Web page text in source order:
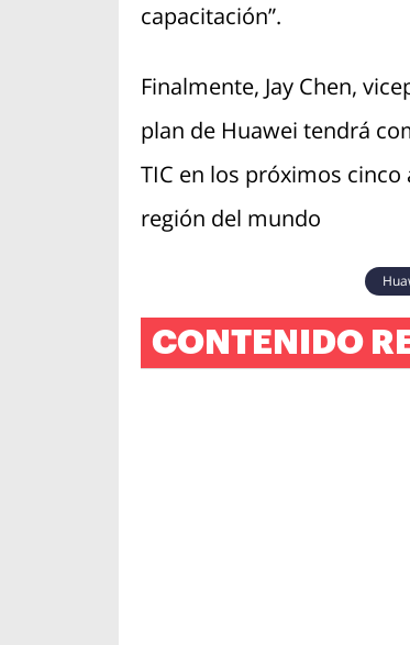
capacitación”.
Finalmente, Jay Chen,
plan de Huawei tendrá
TIC en los próximos
región del mundo
CONTENIDO